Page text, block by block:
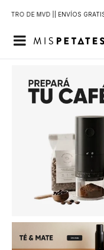
DE MVD | | ENVÍOS
